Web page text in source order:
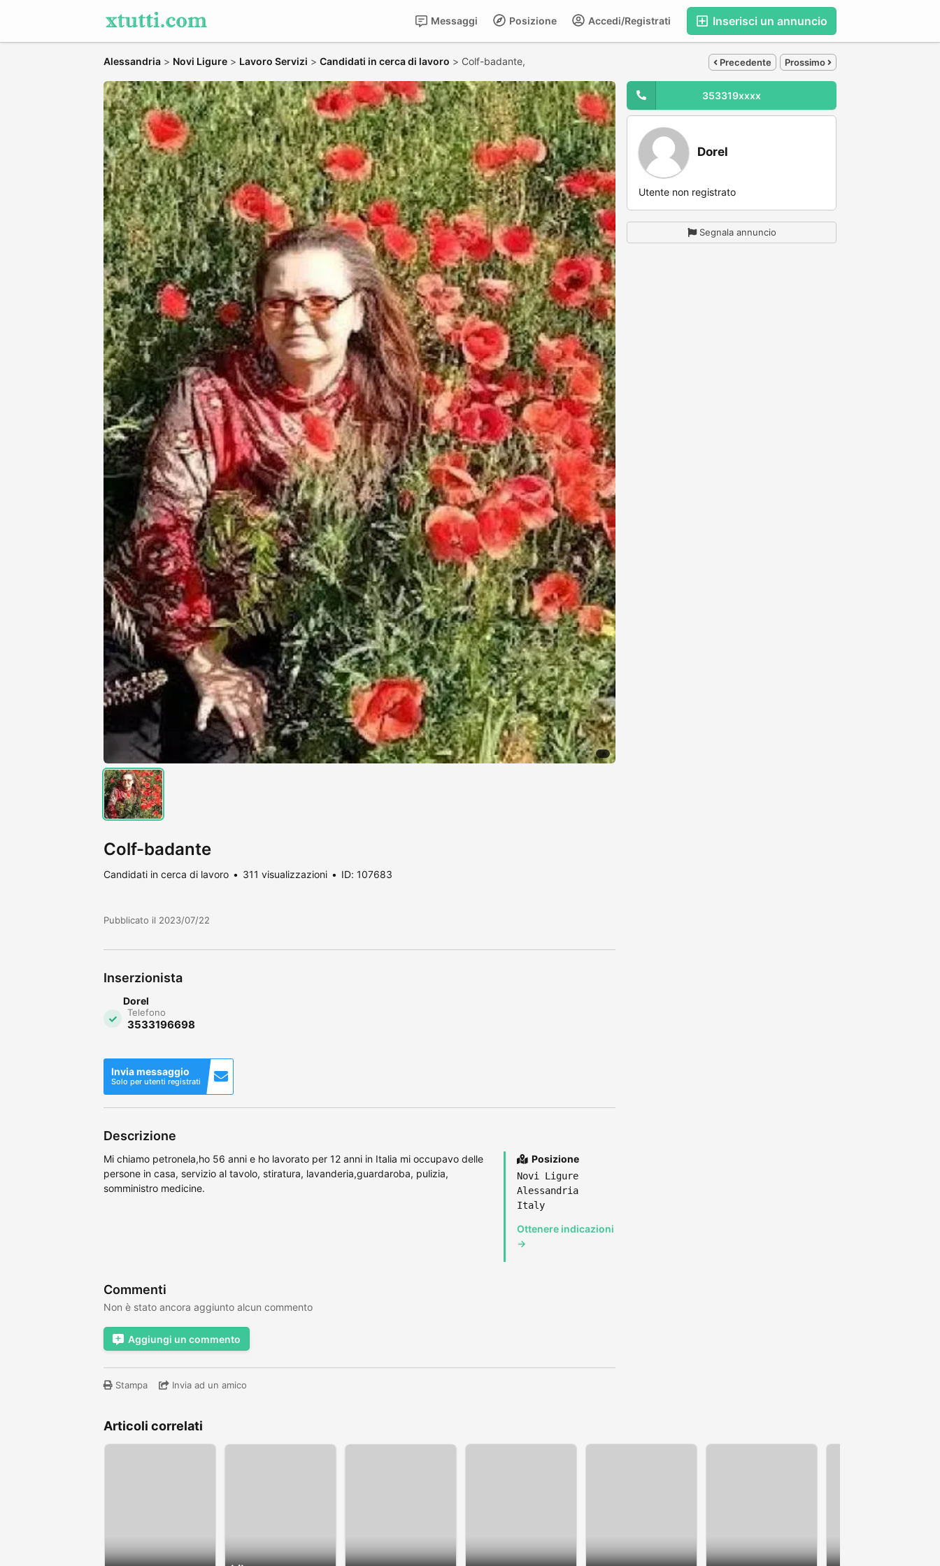
Inserisci un annuncio
Accedi/Registrati
Posizione
Messaggi
Alessandria > Novi Ligure > Lavoro Servizi > Candidati in cerca di lavoro > Colf-badante, Precedente Prossimo
Colf-badante
Candidati in cerca di lavoro 311 visualizzazioni ID: 107683
Pubblicato il 2023/07/22
Inserzionista
Dorel
Telefono
3533196698
Invia messaggio
Solo per utenti registrati
Descrizione
Mi chiamo petronela,ho 56 anni e ho lavorato per 12 anni in Italia mi occupavo delle
persone in casa, servizio al tavolo, stiratura, lavanderia,guardaroba, pulizia,
somministro medicine.
Posizione
Novi Ligure
Alessandria
Italy
Ottenere indicazioni
→
Commenti
Non è stato ancora aggiunto alcun commento
Aggiungi un commento
Stampa Invia ad un amico
353319xxxx
Dorel
Utente non registrato
Segnala annuncio
Articoli correlati